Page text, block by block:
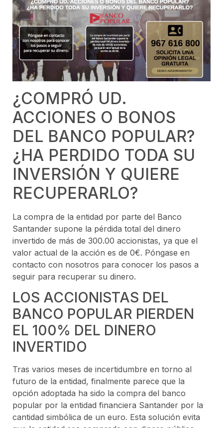
¿COMPRÓ UD.
ACCIONES O BONOS
DEL BANCO POPULAR?
¿HA PERDIDO TODA SU
INVERSIÓN Y QUIERE
RECUPERARLO?
La compra de la entidad por parte del Banco
Santander supone la pérdida total del dinero
invertido de más de 300.00 accionistas, ya que el
valor actual de la acción es de 0€. Póngase en
contacto con nosotros para conocer los pasos a
seguir para recuperar su dinero.
LOS ACCIONISTAS DEL
BANCO POPULAR PIERDEN
EL 100% DEL DINERO
INVERTIDO
Tras varios meses de incertidumbre en torno al
futuro de la entidad, finalmente parece que la
opción adoptada ha sido la compra del banco
popular por la entidad financiera Santander por la
cantidad simbólica de un euro. Esta solución evita